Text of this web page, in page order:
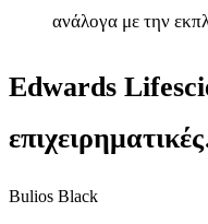
ανάλογα με την
Edwards
Bulios Black